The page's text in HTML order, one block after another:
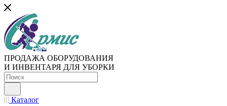
ПРОДАЖА ОБОРУДОВАНИЯ
И ИНВЕНТАРЯ ДЛЯ УБОРКИ
Каталог